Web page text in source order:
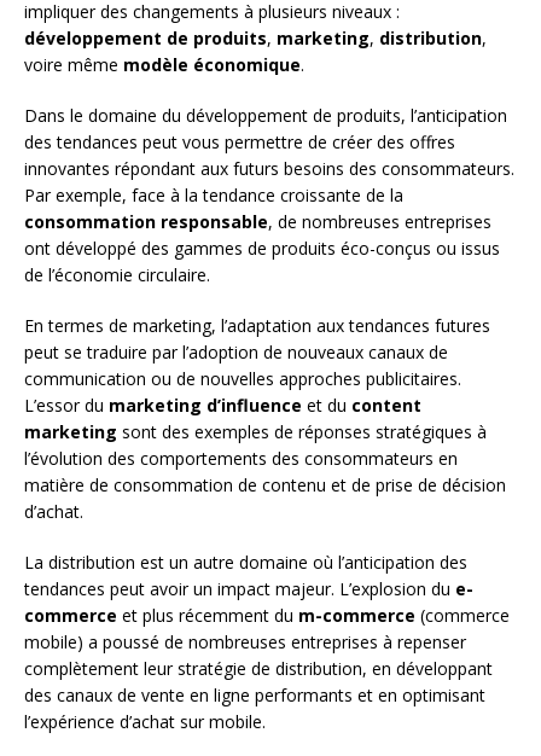
impliquer des changements à plusieurs niveaux :
développement de produits, marketing, distribution,
voire même modèle économique.
Dans le domaine du développement de produits, l’anticipation
des tendances peut vous permettre de créer des offres
innovantes répondant aux futurs besoins des consommateurs.
Par exemple, face à la tendance croissante de la
consommation responsable, de nombreuses entreprises
ont développé des gammes de produits éco-conçus ou issus
de l’économie circulaire.
En termes de marketing, l’adaptation aux tendances futures
peut se traduire par l’adoption de nouveaux canaux de
communication ou de nouvelles approches publicitaires.
L’essor du marketing d’influence et du content
marketing sont des exemples de réponses stratégiques à
l’évolution des comportements des consommateurs en
matière de consommation de contenu et de prise de décision
d’achat.
La distribution est un autre domaine où l’anticipation des
tendances peut avoir un impact majeur. L’explosion du e-
commerce et plus récemment du m-commerce (commerce
mobile) a poussé de nombreuses entreprises à repenser
complètement leur stratégie de distribution, en développant
des canaux de vente en ligne performants et en optimisant
l’expérience d’achat sur mobile.